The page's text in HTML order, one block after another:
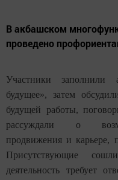
В акбашском
проведено
Участники заполнили
будущее», затем
будущей работы,
рассуждали о
продвижения и карьере,
Присутствующие
деятельность требует